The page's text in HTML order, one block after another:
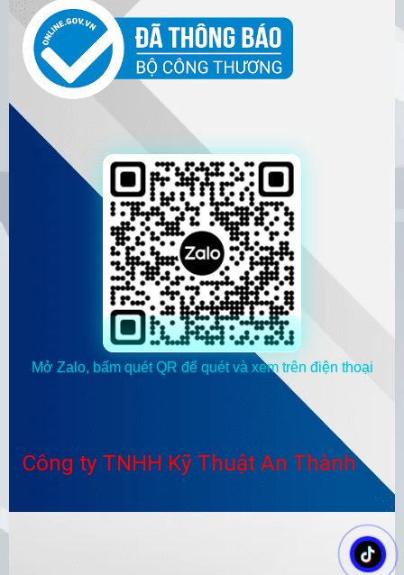
Mở Zalo, bấm quét QR để quét và xem trên điện thoại
Công ty TNHH Kỹ Thuật An Thành